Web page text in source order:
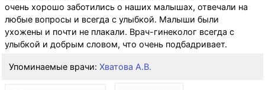
очень хорошо заботились о наших малышах, отвечали на
любые вопросы и всегда с улыбкой. Малыши были
ухожены и почти не плакали. Врач-гинеколог всегда с
улыбкой и добрым словом, что очень подбадривает.
Упоминаемые врачи: Хватова А.В.